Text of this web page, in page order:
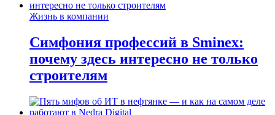
Жизнь в компании
Симфония профессий в Sminex:
почему здесь интересно не только
строителям